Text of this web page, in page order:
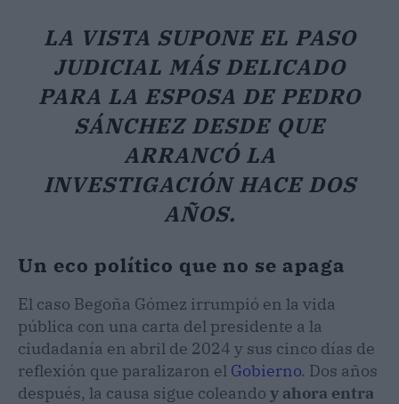
LA VISTA SUPONE EL PASO
JUDICIAL MÁS DELICADO
PARA LA ESPOSA DE PEDRO
SÁNCHEZ DESDE QUE
ARRANCÓ LA
INVESTIGACIÓN HACE DOS
AÑOS.
Un eco político que no se apaga
El caso Begoña Gómez irrumpió en la vida
pública con una carta del presidente a la
ciudadanía en abril de 2024 y sus cinco días de
reflexión que paralizaron el Gobierno. Dos años
después, la causa sigue coleando y ahora entra